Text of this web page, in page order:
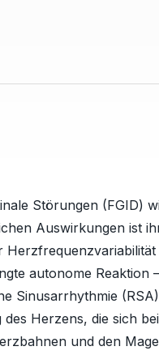
Störungen (FGID)
Auswirkungen ist
autonome Reaktion
Sinusarrhythmie
Herzens, die sich
und den